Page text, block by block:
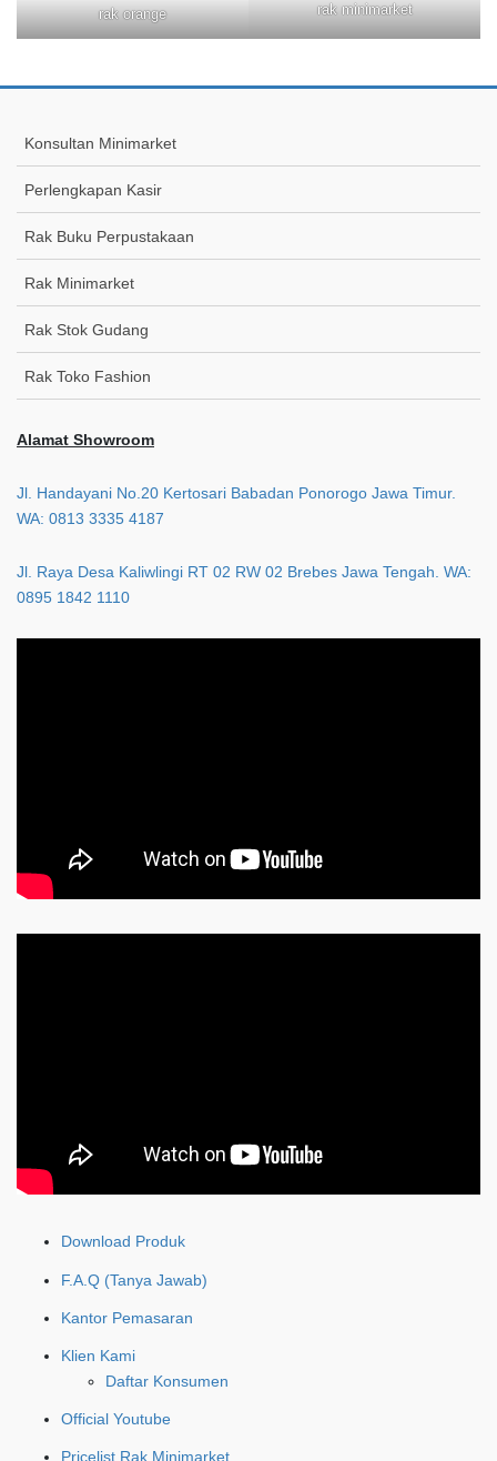
rak orange rak minimarket
Konsultan Minimarket
Perlengkapan Kasir
Rak Buku Perpustakaan
Rak Minimarket
Rak Stok Gudang
Rak Toko Fashion
Alamat Showroom
Jl. Handayani No.20 Kertosari Babadan Ponorogo Jawa Timur.
WA: 0813 3335 4187
Jl. Raya Desa Kaliwlingi RT 02 RW 02 Brebes Jawa Tengah. WA:
0895 1842 1110
Download Produk
F.A.Q (Tanya Jawab)
Kantor Pemasaran
Klien Kami
Daftar Konsumen
Official Youtube
Pricelist Rak Minimarket